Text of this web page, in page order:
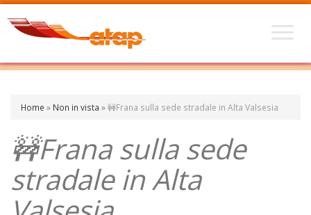
Home » Non in vista »🚧Frana sulla sede stradale in Alta Valsesia
🚧Frana sulla sede
stradale in Alta